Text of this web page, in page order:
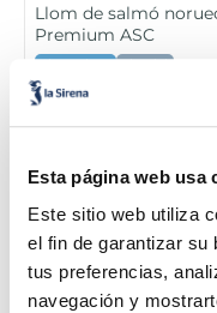
Esta página web usa
Este sitio web utiliza
el fin de garantizar su
tus preferencias,
navegación y
Llom de salmó
Premium ASC
Sin espinas Sin piel
4,99 €